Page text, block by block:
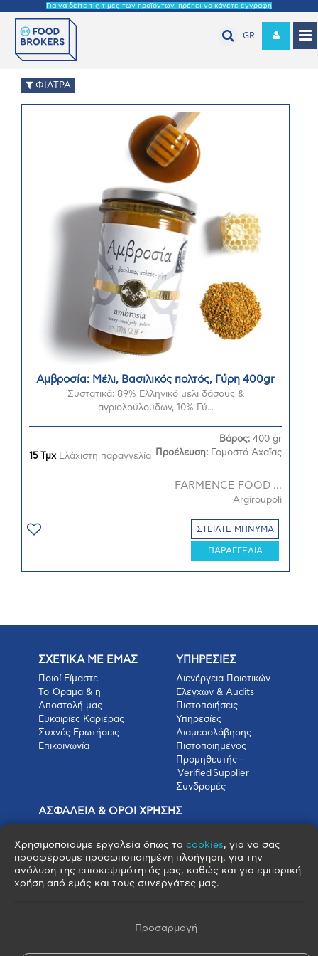
Για να δείτε τις τιμές των προϊόντων, πρέπει να κάνετε εγγραφή
GR
ΦΙΛΤΡΑ
Αμβροσία: Μέλι, Βασιλικός πολτός, Γύρη 400gr
Συστατικά: 89% Ελληνικό μέλι δάσους &
αγριολούλουδων, 10% Γύ...
15 ΤμχΕλάχιστη παραγγελία
Βάρος: 400 gr
Προέλευση:
Γομοστό Αχαϊας
FARMENCE FOOD ...
Argiroupoli
ΣΤΕΙΛΤΕ ΜΗΝΥΜΑ
ΠΑΡΑΓΓΕΛΙΑ
ΣΧΕΤΙΚΑ ΜΕ ΕΜΑΣ
Ποιοί Είμαστε
Το Όραμα & η
Αποστολή μας
Ευκαιρίες Καριέρας
Συχνές Ερωτήσεις
Επικοινωνία
ΥΠΗΡΕΣΙΕΣ
Διενέργεια Ποιοτικών
Ελέγχων & Audits
Πιστοποιήσεις
Υπηρεσίες
Διαμεσολάβησης
Πιστοποιημένος
Προμηθευτής –
Verified Supplier
Συνδρομές
ΑΣΦΑΛΕΙΑ & ΟΡΟΙ ΧΡΗΣΗΣ
Όροι Χρήσης
Όροι Πώλησης
Όροι Αγοράς
Πολιτική Cookies
Χρησιμοποιούμε εργαλεία όπως τα cookies, για να σας
προσφέρουμε προσωποποιημένη πλοήγηση, για την
ανάλυση της επισκεψιμότητάς μας, καθώς και για εμπορική
χρήση από εμάς και τους συνεργάτες μας.
Προσαρμογή